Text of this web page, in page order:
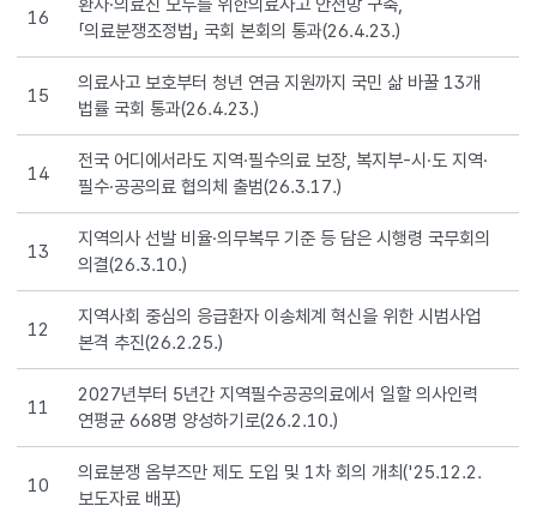
재정적
지원을
강화하도록
근거법을
마련했어요.
또한
필수
공공의료를
제공하는
의료인이
안심하고
제공할
수
불가피한
의료사고에
16
「의료분쟁조정법」 국회 본회의 통과(26.4.23.)
15
의료사고 보호부터 청년 연금 지원까지 국민 삶 바꿀 13개
법률 국회 통과(26.4.23.)
14
전국 어디에서라도 지역·필수의료 보장, 복지부-시·도 지역·
필수·공공의료 협의체 출범(26.3.17.)
13
지역의사 선발 비율·의무복무 기준 등 담은 시행령 국무회의
의결(26.3.10.)
12
지역사회 중심의 응급환자 이송체계 혁신을 위한 시범사업
본격 추진(26.2.25.)
11
2027년부터 5년간 지역필수공공의료에서 일할 의사인력
연평균 668명 양성하기로(26.2.10.)
10
의료분쟁 옴부즈만 제도 도입 및 1차 회의 개최('25.12.2.
보도자료 배포)